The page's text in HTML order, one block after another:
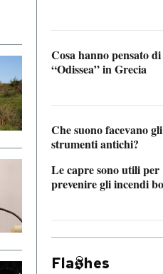
Cosa hanno pensato di
“Odissea” in Grecia
Che suono facevano gli
strumenti antichi?
Le capre sono utili per
prevenire gli incendi
Fla hes